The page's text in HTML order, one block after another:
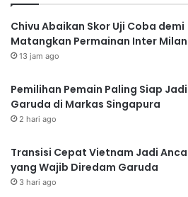
Chivu Abaikan Skor Uji Coba demi
Matangkan Permainan Inter Milan
13 jam ago
Pemilihan Pemain Paling Siap
Garuda di Markas Singapura
2 hari ago
Transisi Cepat Vietnam Jadi
yang Wajib Diredam Garuda
3 hari ago